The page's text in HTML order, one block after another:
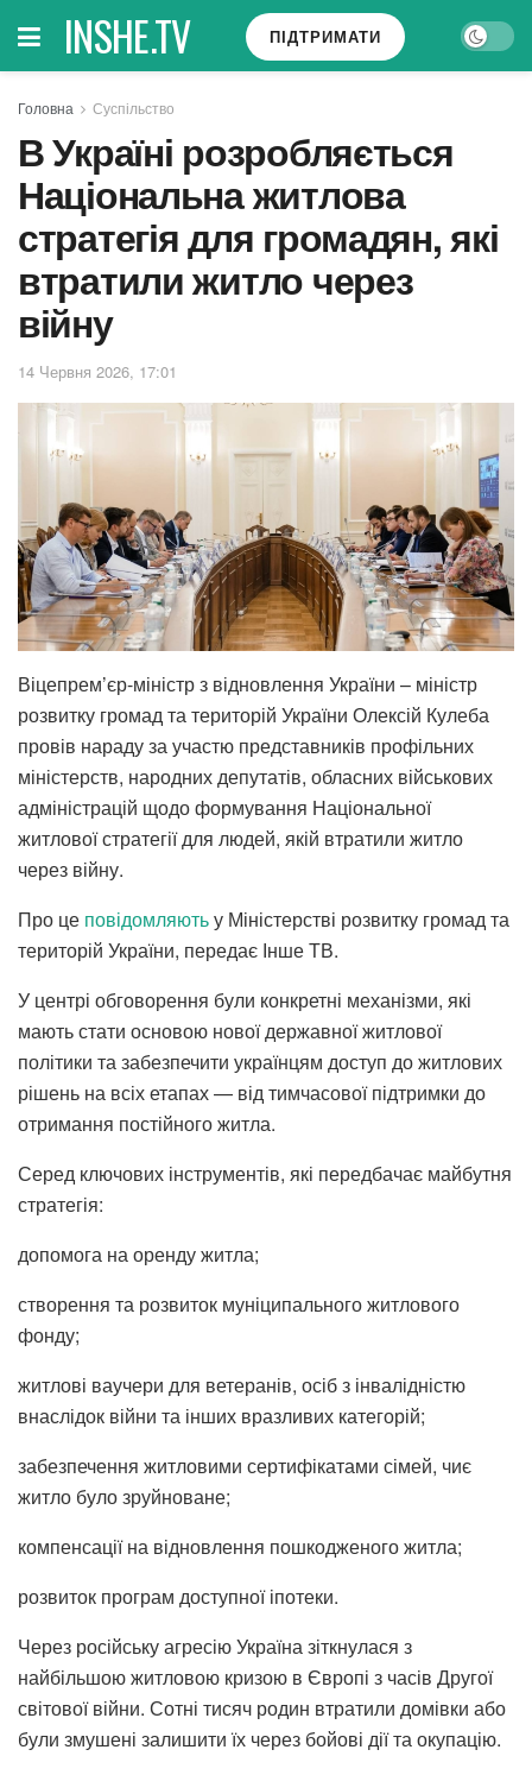
INSHE.TV ПІДТРИМАТИ
Головна Суспільство
В Україні розробляється
Національна житлова
стратегія для громадян, які
втратили житло через
війну
14 Червня 2026, 17:01
Віцепрем’єр-міністр з відновлення України – міністр
розвитку громад та територій України Олексій Кулеба
провів нараду за участю представників профільних
міністерств, народних депутатів, обласних військових
адміністрацій щодо формування Національної
житлової стратегії для людей, якій втратили житло
через війну.
Про це повідомляютьу Міністерстві розвитку громад та
територій України, передає Інше ТВ.
У центрі обговорення були конкретні механізми, які
мають стати основою нової державної житлової
політики та забезпечити українцям доступ до житлових
рішень на всіх етапах — від тимчасової підтримки до
отримання постійного житла.
Серед ключових інструментів, які передбачає майбутня
стратегія:
допомога на оренду житла;
створення та розвиток муніципального житлового
фонду;
житлові ваучери для ветеранів, осіб з інвалідністю
внаслідок війни та інших вразливих категорій;
забезпечення житловими сертифікатами сімей, чиє
житло було зруйноване;
компенсації на відновлення пошкодженого житла;
розвиток програм доступної іпотеки.
Через російську агресію Україна зіткнулася з
найбільшою житловою кризою в Європі з часів Другої
світової війни. Сотні тисяч родин втратили домівки або
були змушені залишити їх через бойові дії та окупацію.